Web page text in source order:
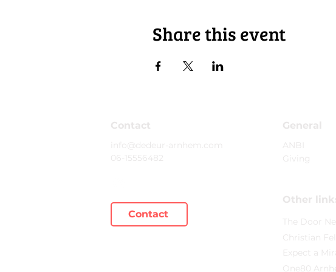
Share this event
Contact
info@dedeur-arnhem.com
06-15556482
Contact
General
ANBI
Giving
Other
The Door
Christian
Expect a
One80